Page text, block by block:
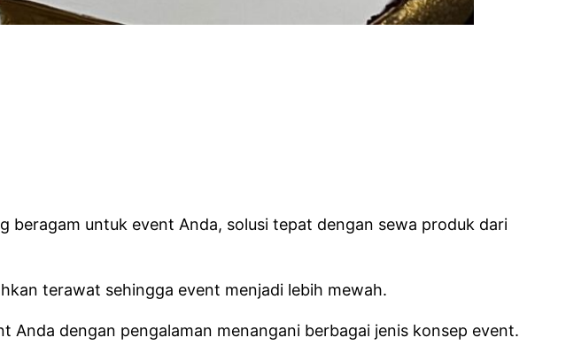
beragam untuk event Anda, solusi tepat dengan sewa produk dari
terawat sehingga event menjadi lebih mewah.
dengan pengalaman menangani berbagai jenis konsep event.